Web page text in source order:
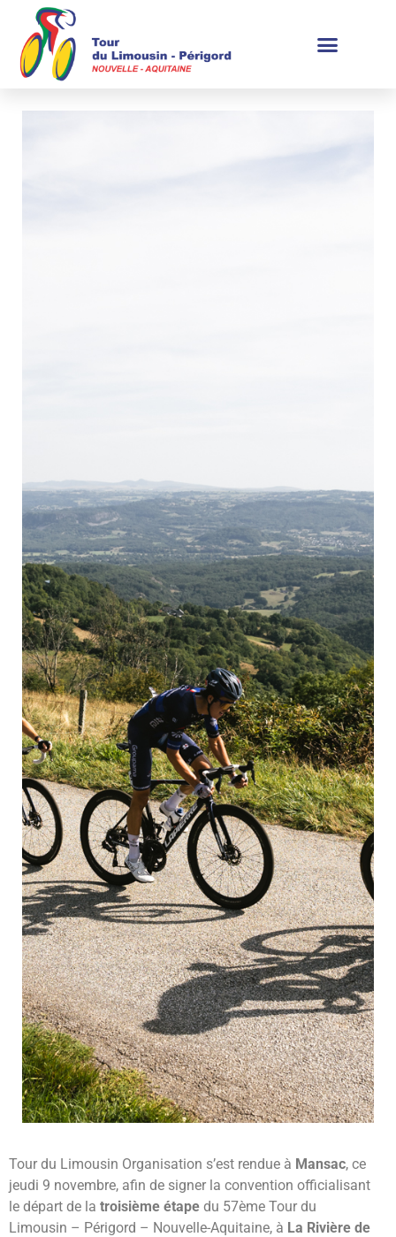
LA RIVIÈRE
DE
MANSAC
Tour du Limousin Organisation s’est rendue à Mansac, ce
jeudi 9 novembre, afin de signer la convention officialisant
le départ de la troisième étape du 57ème Tour du
Limousin – Périgord – Nouvelle-Aquitaine, à La Rivière de